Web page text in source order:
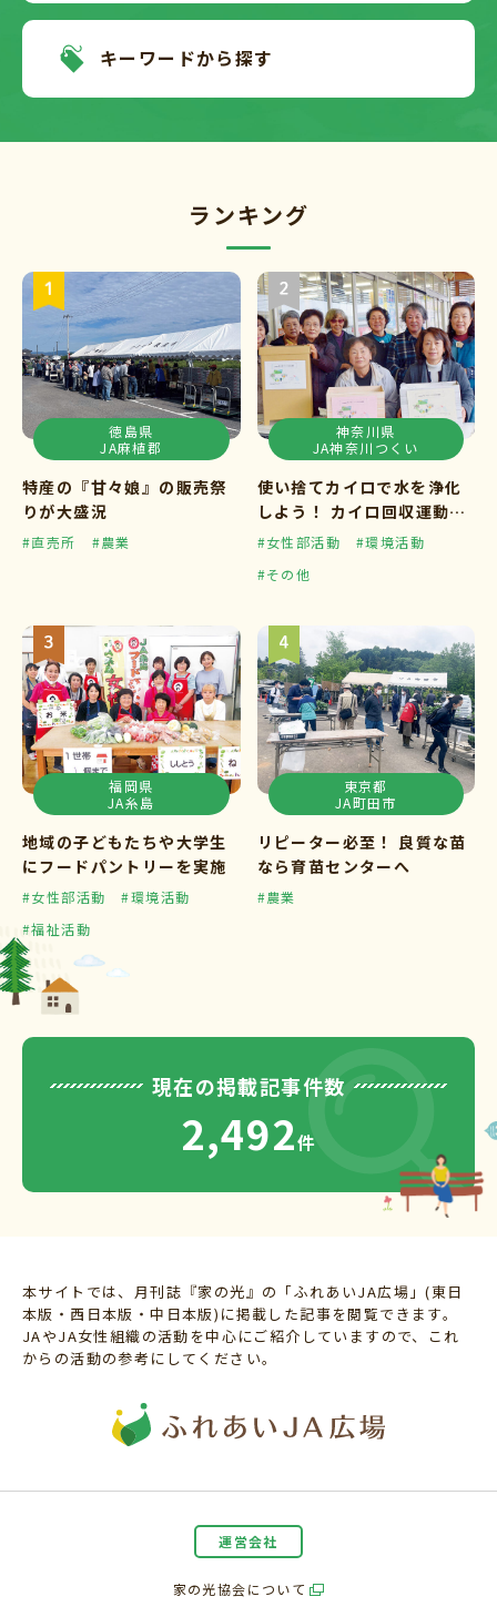
キーワードから探す
ランキング
徳島県
JA麻植郡
特産の『甘々娘』の販売祭
りが大盛況
#直売所 #農業
神奈川県
JA神奈川つくい
使い捨てカイロで水を浄化
しよう！ カイロ回収運動ス
タート
#女性部活動
#環境活動
#その他
福岡県
JA糸島
地域の子どもたちや大学生
にフードパントリーを実施
#女性部活動
#環境活動
#福祉活動
東京都
JA町田市
リピーター必至！ 良質な苗
なら育苗センターへ
#農業
現在の掲載記事件数
2,492件
本サイトでは、月刊誌『家の光』の「ふれあいJA広場」(東日
本版・西日本版・中日本版)に掲載した記事を閲覧できます。
JAやJA女性組織の活動を中心にご紹介していますので、これ
からの活動の参考にしてください。
運営会社
家の光協会について